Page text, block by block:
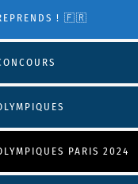
! 🇫🇷
PARIS 2024